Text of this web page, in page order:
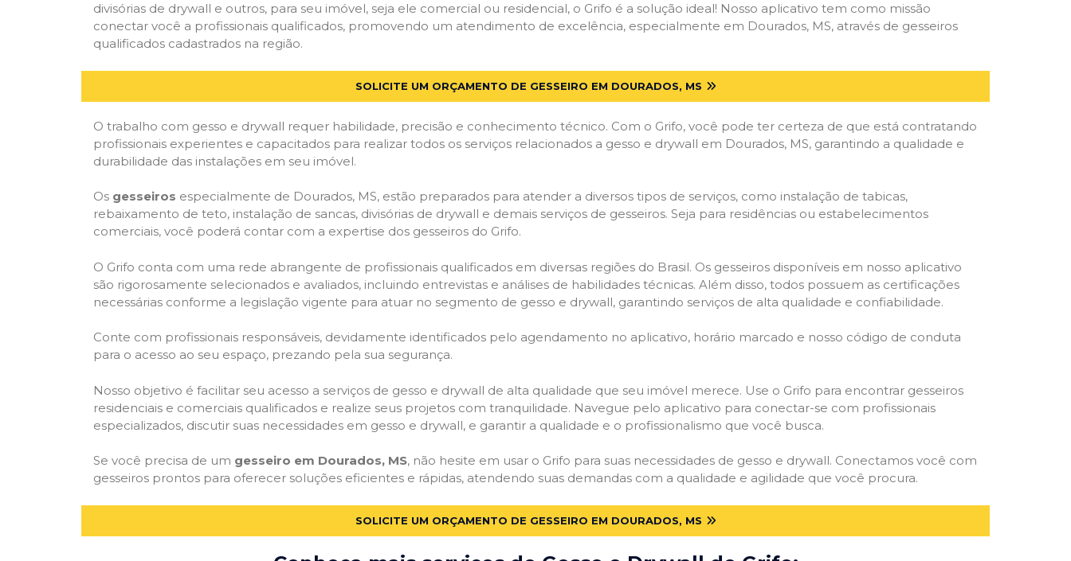
divisórias de drywall e outros, para seu imóvel, seja ele comercial ou residencial, o Grifo é a solução ideal! Nosso aplicativo tem como missão
conectar você a profissionais qualificados, promovendo um atendimento de excelência, especialmente em Dourados, MS, através de gesseiros
qualificados cadastrados na região.
SOLICITE UM ORÇAMENTO DE GESSEIRO EM DOURADOS, MS
O trabalho com gesso e drywall requer habilidade, precisão e conhecimento técnico. Com o Grifo, você pode ter certeza de que está contratando
profissionais experientes e capacitados para realizar todos os serviços relacionados a gesso e drywall em Dourados, MS, garantindo a qualidade e
durabilidade das instalações em seu imóvel.
Os gesseiros especialmente de Dourados, MS, estão preparados para atender a diversos tipos de serviços, como instalação de tabicas,
rebaixamento de teto, instalação de sancas, divisórias de drywall e demais serviços de gesseiros. Seja para residências ou estabelecimentos
comerciais, você poderá contar com a expertise dos gesseiros do Grifo.
O Grifo conta com uma rede abrangente de profissionais qualificados em diversas regiões do Brasil. Os gesseiros disponíveis em nosso aplicativo
são rigorosamente selecionados e avaliados, incluindo entrevistas e análises de habilidades técnicas. Além disso, todos possuem as certificações
necessárias conforme a legislação vigente para atuar no segmento de gesso e drywall, garantindo serviços de alta qualidade e confiabilidade.
Conte com profissionais responsáveis, devidamente identificados pelo agendamento no aplicativo, horário marcado e nosso código de conduta
para o acesso ao seu espaço, prezando pela sua segurança.
Nosso objetivo é facilitar seu acesso a serviços de gesso e drywall de alta qualidade que seu imóvel merece. Use o Grifo para encontrar gesseiros
residenciais e comerciais qualificados e realize seus projetos com tranquilidade. Navegue pelo aplicativo para conectar-se com profissionais
especializados, discutir suas necessidades em gesso e drywall, e garantir a qualidade e o profissionalismo que você busca.
Se você precisa de um gesseiro em Dourados, MS, não hesite em usar o Grifo para suas necessidades de gesso e drywall. Conectamos você com
gesseiros prontos para oferecer soluções eficientes e rápidas, atendendo suas demandas com a qualidade e agilidade que você procura.
SOLICITE UM ORÇAMENTO DE GESSEIRO EM DOURADOS, MS